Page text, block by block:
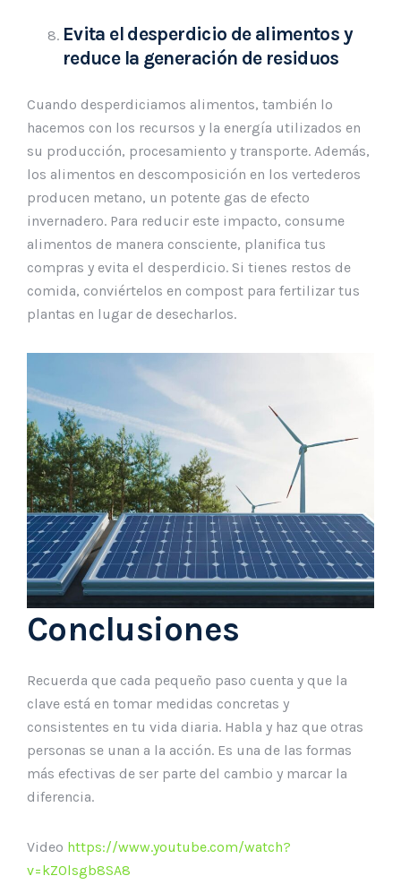
Evita el desperdicio de alimentos y
reduce la generación de residuos
Cuando desperdiciamos alimentos, también lo
hacemos con los recursos y la energía utilizados en
su producción, procesamiento y transporte. Además,
los alimentos en descomposición en los vertederos
producen metano, un potente gas de efecto
invernadero. Para reducir este impacto, consume
alimentos de manera consciente, planifica tus
compras y evita el desperdicio. Si tienes restos de
comida, conviértelos en compost para fertilizar tus
plantas en lugar de desecharlos.
Conclusiones
Recuerda que cada pequeño paso cuenta y que la
clave está en tomar medidas concretas y
consistentes en tu vida diaria. Habla y haz que otras
personas se unan a la acción. Es una de las formas
más efectivas de ser parte del cambio y marcar la
diferencia.
Video https://www.youtube.com/watch?
v=kZ0lsgb8SA8